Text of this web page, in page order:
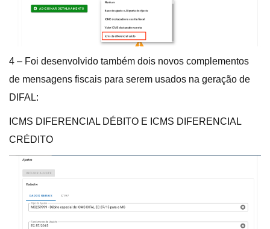
4 – Foi desenvolvido também dois novos complementos
de mensagens fiscais para serem usados na geração de
DIFAL:
ICMS DIFERENCIAL DÉBITO E ICMS DIFERENCIAL
CRÉDITO